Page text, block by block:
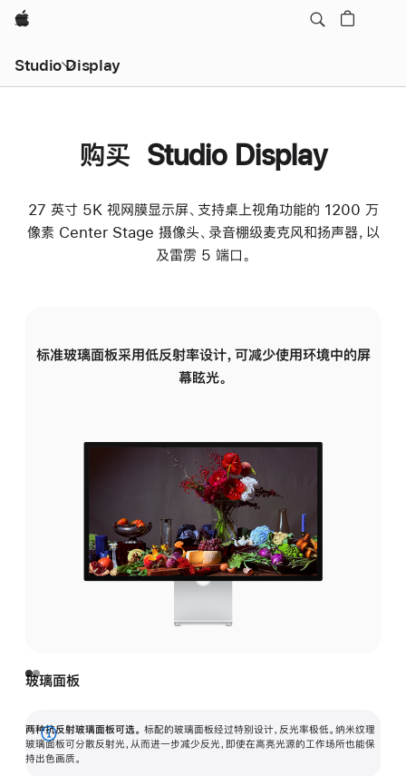
Apple
Studio Display
购买 Studio Display
27 英寸 5K 视网膜显示屏、支持桌上视角功能的 1200 万
像素 Center Stage 摄像头、录音棚级麦克风和扬声器，以
及雷雳 5 端口。
标准玻璃面板采用低反射率设计，可减少使用环境中的屏
幕眩光。
玻璃面板
两种抗反射玻璃面板可选。 标配的玻璃面板经过特别设计，反光率极低。纳米纹理
玻璃面板可分散反射光，从而进一步减少反光，即使在高亮光源的工作场所也能保
持出色画质。
展
开